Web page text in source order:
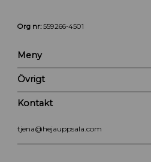
Org nr:559266-4501
Meny
Övrigt
Kontakt
tjena@hejauppsala.com